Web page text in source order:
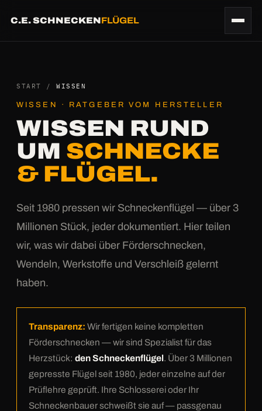
C.E. SCHNECKENFLÜGEL
START /WISSEN
WISSEN · RATGEBER VOM HERSTELLER
WISSEN RUND
UM SCHNECKE
& FLÜGEL.
Seit 1980 pressen wir Schneckenflügel — über 3
Millionen Stück, jeder dokumentiert. Hier teilen
wir, was wir dabei über Förderschnecken,
Wendeln, Werkstoffe und Verschleiß gelernt
haben.
Transparenz: Wir fertigen keine kompletten
Förderschnecken — wir sind Spezialist für das
Herzstück: den Schneckenflügel. Über 3 Millionen
gepresste Flügel seit 1980, jeder einzelne auf der
Prüflehre geprüft. Ihre Schlosserei oder Ihr
Schneckenbauer schweißt sie auf — passgenau